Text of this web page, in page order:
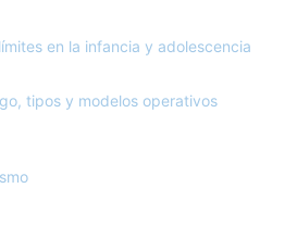
en la infancia y adolescencia
tipos y modelos operativos